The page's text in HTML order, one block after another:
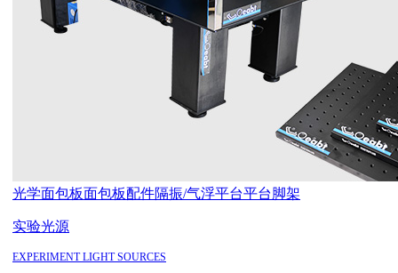
光学面包板面包板配件隔振/气浮平台平台脚架
实验光源
EXPERIMENT LIGHT SOURCES